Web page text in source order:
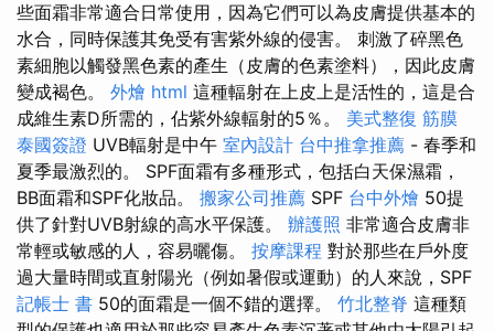
些面霜非常適合日常使用，因為它們可以為皮膚提供基本的
水合，同時保護其免受有害紫外線的侵害。 刺激了碎黑色
素細胞以觸發黑色素的產生（皮膚的色素塗料），因此皮膚
變成褐色。 外燴 html 這種輻射在上皮上是活性的，這是合
成維生素D所需的，佔紫外線輻射的5％。 美式整復 筋膜
泰國簽證 UVB輻射是中午 室內設計 台中推拿推薦 - 春季和
夏季最激烈的。 SPF面霜有多種形式，包括白天保濕霜，
BB面霜和SPF化妝品。 搬家公司推薦 SPF 台中外燴 50提
供了針對UVB射線的高水平保護。 辦護照 非常適合皮膚非
常輕或敏感的人，容易曬傷。 按摩課程 對於那些在戶外度
過大量時間或直射陽光（例如暑假或運動）的人來說，SPF
記帳士 書 50的面霜是一個不錯的選擇。 竹北整脊 這種類